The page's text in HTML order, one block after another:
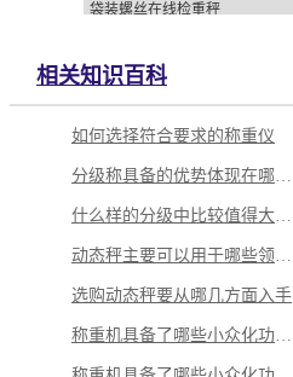
袋装螺丝在线检重秤
相关知识百科
如何选择符合要求的称重仪
选购动态秤要从哪几方面入手